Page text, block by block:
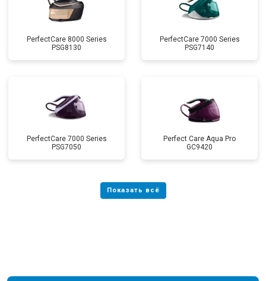
PerfectCare 8000 Series
PSG8130
PerfectCare 7000 Series
PSG7140
PerfectCare 7000 Series
PSG7050
Perfect Care Aqua Pro
GC9420